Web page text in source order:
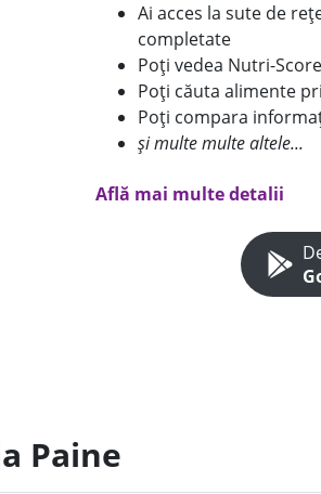
Ai acces la sute de
completate
Poți vedea Nutri-
Poți căuta alimente
Poți compara
și multe multe altele...
Află mai multe detalii
Paine